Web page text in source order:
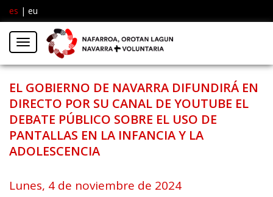
es | eu
Menú
EL GOBIERNO DE NAVARRA DIFUNDIRÁ EN
DIRECTO POR SU CANAL DE YOUTUBE EL
DEBATE PÚBLICO SOBRE EL USO DE
PANTALLAS EN LA INFANCIA Y LA
ADOLESCENCIA
Lunes, 4 de noviembre de 2024